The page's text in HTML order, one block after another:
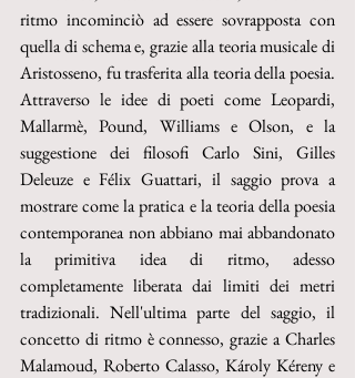
ritmo incominciò ad essere sovrapposta con
quella di schema e, grazie alla teoria musicale di
Aristosseno, fu trasferita alla teoria della poesia.
Attraverso le idee di poeti come Leopardi,
Mallarmè, Pound, Williams e Olson, e la
suggestione dei filosofi Carlo Sini, Gilles
Deleuze e Félix Guattari, il saggio prova a
mostrare come la pratica e la teoria della poesia
contemporanea non abbiano mai abbandonato
la primitiva idea di ritmo, adesso
completamente liberata dai limiti dei metri
tradizionali. Nell'ultima parte del saggio, il
concetto di ritmo è connesso, grazie a Charles
Malamoud, Roberto Calasso, Károly Kéreny e